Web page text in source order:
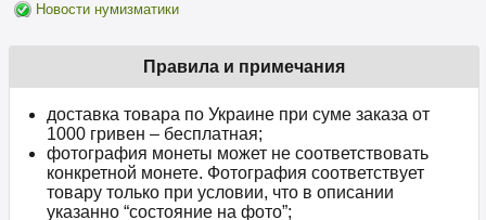
Новости нумизматики
Правила и примечания
доставка товара по Украине при суме заказа от
1000 гривен – бесплатная;
фотография монеты может не соответствовать
конкретной монете. Фотография соответствует
товару только при условии, что в описании
указанно “состояние на фото”;